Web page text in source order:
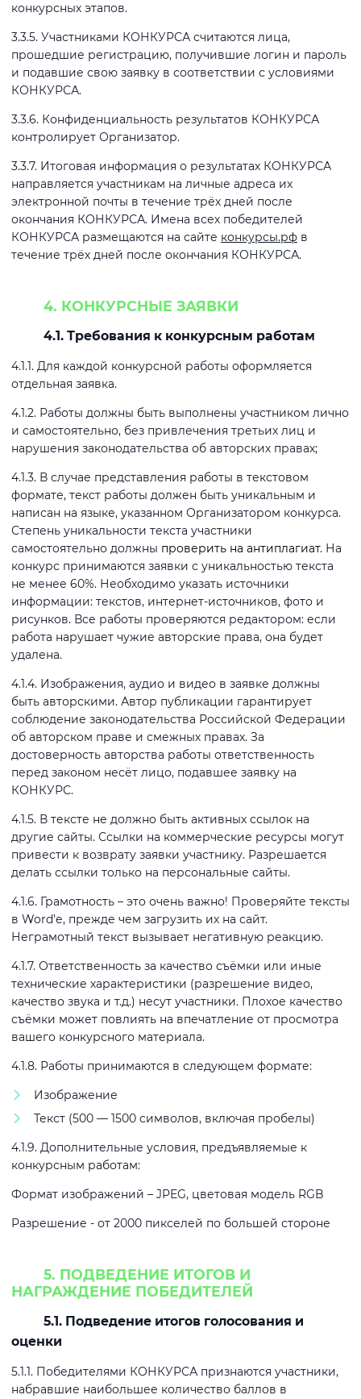
конкурсных этапов.
3.3.5. Участниками КОНКУРСА считаются лица,
прошедшие регистрацию, получившие логин и пароль
и подавшие свою заявку в соответствии с условиями
КОНКУРСА.
3.3.6. Конфиденциальность результатов КОНКУРСА
контролирует Организатор.
3.3.7. Итоговая информация о результатах КОНКУРСА
направляется участникам на личные адреса их
электронной почты в течение трёх дней после
окончания КОНКУРСА. Имена всех победителей
КОНКУРСА размещаются на сайте конкурсы.рф в
течение трёх дней после окончания КОНКУРСА.
4. КОНКУРСНЫЕ ЗАЯВКИ
4.1. Требования к конкурсным работам
4.1.1. Для каждой конкурсной работы оформляется
отдельная заявка.
4.1.2. Работы должны быть выполнены участником лично
и самостоятельно, без привлечения третьих лиц и
нарушения законодательства об авторских правах;
4.1.3. В случае представления работы в текстовом
формате, текст работы должен быть уникальным и
написан на языке, указанном Организатором конкурса.
Степень уникальности текста участники
самостоятельно должны проверить на антиплагиат. На
конкурс принимаются заявки с уникальностью текста
не менее 60%. Необходимо указать источники
информации: текстов, интернет-источников, фото и
рисунков. Все работы проверяются редактором: если
работа нарушает чужие авторские права, она будет
удалена.
4.1.4. Изображения, аудио и видео в заявке должны
быть авторскими. Автор публикации гарантирует
соблюдение законодательства Российской Федерации
об авторском праве и смежных правах. За
достоверность авторства работы ответственность
перед законом несёт лицо, подавшее заявку на
КОНКУРС.
4.1.5. В тексте не должно быть активных ссылок на
другие сайты. Ссылки на коммерческие ресурсы могут
привести к возврату заявки участнику. Разрешается
делать ссылки только на персональные сайты.
4.1.6. Грамотность – это очень важно! Проверяйте тексты
в Word’е, прежде чем загрузить их на сайт.
Неграмотный текст вызывает негативную реакцию.
4.1.7. Ответственность за качество съёмки или иные
технические характеристики (разрешение видео,
качество звука и т.д.) несут участники. Плохое качество
съёмки может повлиять на впечатление от просмотра
вашего конкурсного материала.
4.1.8. Работы принимаются в следующем формате:
Изображение
Текст (500 — 1500 символов, включая пробелы)
4.1.9. Дополнительные условия, предъявляемые к
конкурсным работам:
Формат изображений – JPEG, цветовая модель RGB
Разрешение - от 2000 пикселей по большей стороне
5. ПОДВЕДЕНИЕ ИТОГОВ И
НАГРАЖДЕНИЕ ПОБЕДИТЕЛЕЙ
5.1. Подведение итогов голосования и
оценки
5.1.1. Победителями КОНКУРСА признаются участники,
набравшие наибольшее количество баллов в